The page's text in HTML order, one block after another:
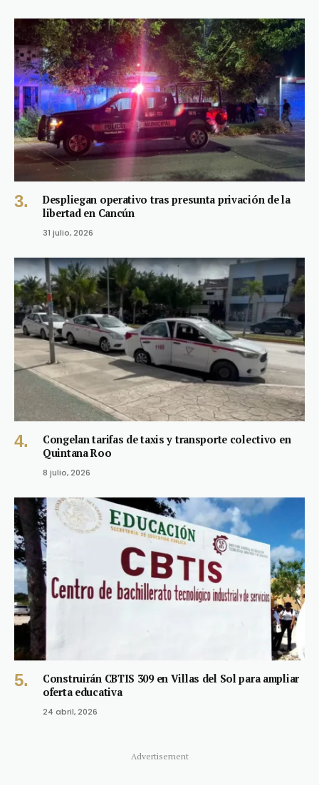
Despliegan operativo tras presunta privación de la
libertad en Cancún
31 julio, 2026
Congelan tarifas de taxis y transporte colectivo en
Quintana Roo
8 julio, 2026
Construirán CBTIS 309 en Villas del Sol para ampliar
oferta educativa
24 abril, 2026
Advertisement